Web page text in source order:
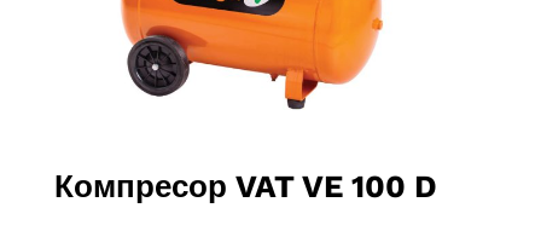
Компресор VAT VE 100 D